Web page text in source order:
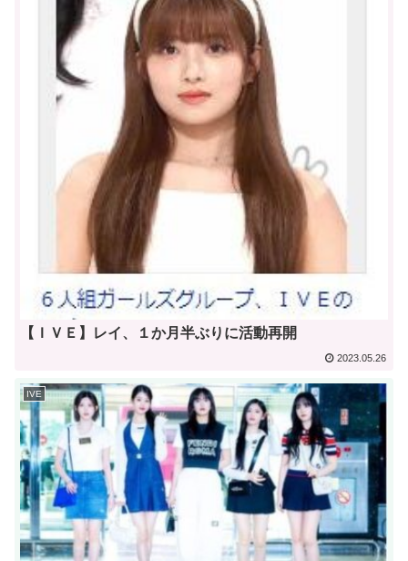
【ＩＶＥ】レイ、１か月半ぶりに活動再開
2023.05.26
IVE